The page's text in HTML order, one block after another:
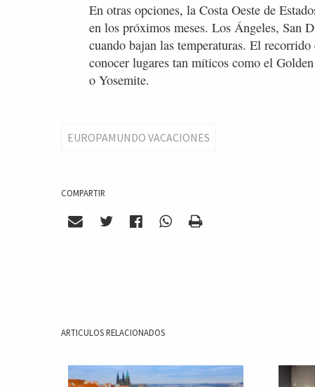
En otras opciones, la Costa Oeste de
en los próximos meses. Los Ángeles, San
cuando bajan las temperaturas. El
conocer lugares tan míticos como el
o Yosemite.
EUROPAMUNDO VACACIONES
COMPARTIR
ARTICULOS RELACIONADOS